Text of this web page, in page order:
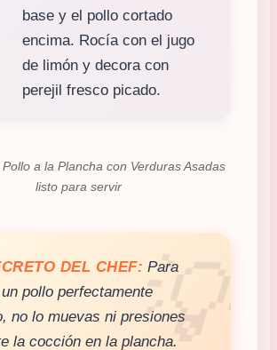
base y el pollo cortado
encima. Rocía con el jugo
de limón y decora con
perejil fresco picado.
a la Plancha con Verduras Asadas
listo para servir
DEL CHEF: Para
pollo perfectamente
no lo muevas ni presiones
la cocción en la plancha.